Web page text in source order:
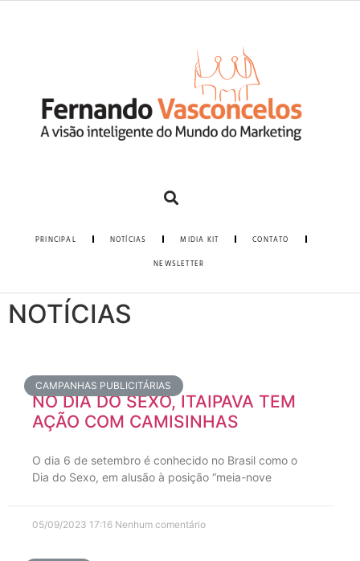
PRINCIPAL NOTÍCIAS MIDIA KIT CONTATO
NEWSLETTER
NOTÍCIAS
CAMPANHAS PUBLICITÁRIAS
NO DIA DO SEXO, ITAIPAVA TEM
AÇÃO COM CAMISINHAS
O dia 6 de setembro é conhecido no Brasil como o
Dia do Sexo, em alusão à posição “meia-nove
05/09/2023 17:16 Nenhum comentário